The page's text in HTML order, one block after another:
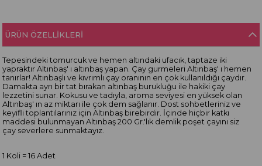
ÜRÜN ÖZELLIKLERI
Tepesindeki tomurcuk ve hemen altındaki ufacık, taptaze iki
yapraktır Altınbaş' ı altınbaş yapan. Çay gurmeleri Altınbaş' ı hemen
tanırlar! Altınbaşlı ve kıvrımlı çay oranının en çok kullanıldığı çaydır.
Damakta ayrı bir tat bırakan altınbaş burukluğu ile hakiki çay
lezzetini sunar. Kokusu ve tadıyla, aroma seviyesi en yüksek olan
Altınbaş' ın az miktarı ile çok dem sağlanır. Dost sohbetleriniz ve
keyifli toplantılarınız için Altınbaş birebirdir. İçinde hiçbir katkı
maddesi bulunmayan Altınbaş 200 Gr.'lık demlik poşet çayını siz
çay severlere sunmaktayız.
1 Koli = 16 Adet